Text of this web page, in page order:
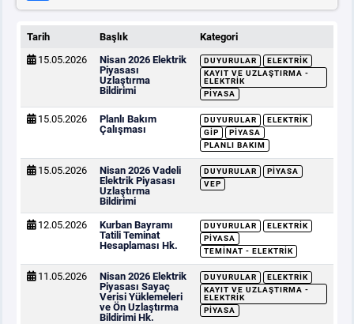
Tarih Başlık
Kategori
15.05.2026
Nisan 2026 Elektrik
Piyasası
Uzlaştırma
Bildirimi
DUYURULAR
ELEKTRIK
KAYIT VE UZLAŞTIRMA -
ELEKTRIK
PIYASA
15.05.2026
Planlı Bakım
Çalışması
DUYURULAR
ELEKTRIK
GİP
PIYASA
PLANLI BAKIM
15.05.2026
Nisan 2026 Vadeli
Elektrik Piyasası
Uzlaştırma
Bildirimi
DUYURULAR
PIYASA
VEP
12.05.2026
Kurban Bayramı
Tatili Teminat
Hesaplaması Hk.
DUYURULAR
ELEKTRIK
PIYASA
TEMINAT - ELEKTRIK
11.05.2026
Nisan 2026 Elektrik
Piyasası Sayaç
Verisi Yüklemeleri
ve Ön Uzlaştırma
Bildirimi Hk.
DUYURULAR
ELEKTRIK
KAYIT VE UZLAŞTIRMA -
ELEKTRIK
PIYASA